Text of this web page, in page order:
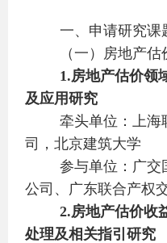
一、申请研究课
（一）房地产估
1.房地产估价领
及应用研究
牵头单位：上海
司，北京建筑大学
参与单位：广交
公司、广东联合产权
2.房地产估价收
处理及相关指引研究